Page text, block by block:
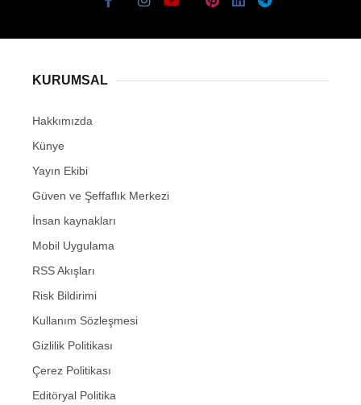
KURUMSAL
Hakkımızda
Künye
Yayın Ekibi
Güven ve Şeffaflık Merkezi
İnsan kaynakları
Mobil Uygulama
RSS Akışları
Risk Bildirimi
Kullanım Sözleşmesi
Gizlilik Politikası
Çerez Politikası
Editöryal Politika